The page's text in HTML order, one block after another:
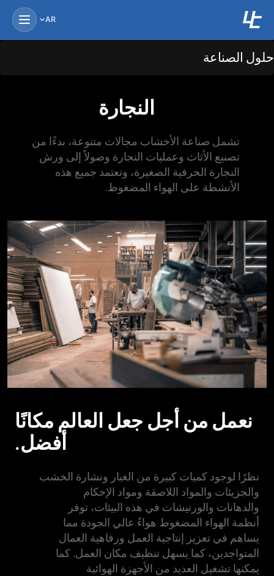
AR
الصناعة
النجارة
تشمل صناعة الأخشاب مجالات متنوعة، بدءًا من
تصنيع الأثاث وعمليات النجارة وصولاً إلى ورش
النجارة الحرفية الصغيرة، وتعتمد جميع هذه
الأنشطة على الهواء المضغوط.
نعمل من أجل جعل العالم مكانًا
أفضل.
نظرًا لوجود كميات كبيرة من الغبار ونشارة الخشب
والجزيئات والمواد اللاصقة ومواد الإحكام
والدهانات والورنيشات في هذه البيئات، توفر
أنظمة الهواء المضغوط هواءً عالي الجودة مما
يساهم في تعزيز إنتاجية العمل ورفاهية العمال
المتواجدين، كما يسهل تنظيف مكان العمل. كما
يمكنها تشغيل العديد من الأجهزة الهوائية